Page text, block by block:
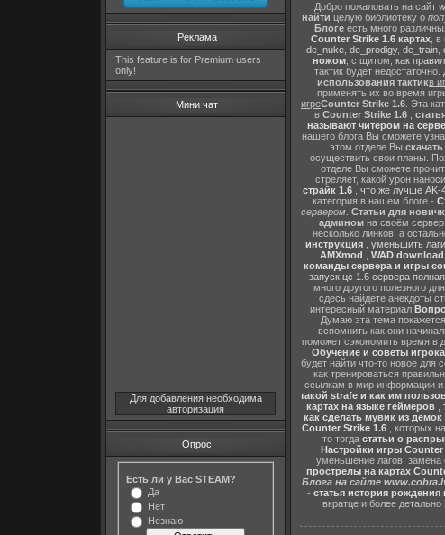
Реклама
This feature is for Premium users
only!
Мини чат
Для добавления необходима
авторизация
Опрос
Есть ли у Вас STEAM?
Да
Нет
Незнаю
Добро пожаловать на сайт
найти целую библиотеку о
Блоге есть много
Counter Strike 1.6 картах, в
de_nuke, de_prodigy, de_train,
ножом , с щитом, как
тактик будет
использования тактикв
применять их во время
игреCounter Strike 1.6 . Эта
в Counter Strike 1.6
называют читером на
нашего блога Вы сможете
этом отделе Вы скачать
осуществить свои планы.
отделе Вы сможете
стреляет, какой урон
страйк 1.6
что же лучше AK-
категория в нашем блоге -
сервером Статьи для
админомна своём
несколько линков, а
инструкция
уменьшить
AMXmod
WAD
команды сервера и игры
запуск цс 1.6 сервера
много другого полезного
сдесь найдёте анекдоты
интересный материал
Думаю эта тема
вспомнить как они
поможет сэкономить время в
Обучение и советы
будет найти что-то новое для
как тренироваться
ссылкам в мир информации и
такой strafe и как им
картах на языке геймеров,
как сделать мувик из демок
Counter Strike 1.6, которых
то тогда статьи о
Настройки игры Counter
уменьшение лагов, замена
прострелы на картах
Блога на сайте
- статья история рождения
вкратце и более